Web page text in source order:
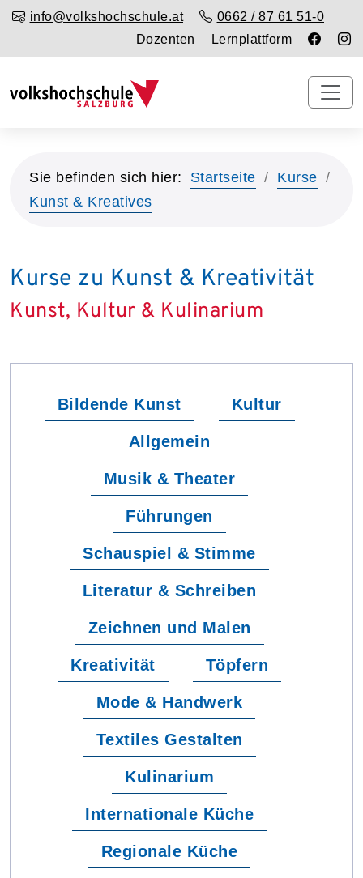
info@volkshochschule.at
0662 / 87 61 51-0
Dozenten
Lernplattform
Sie befinden sich hier: Startseite
Kurse
Kunst & Kreatives
Kurse zu Kunst & Kreativität
Kunst, Kultur & Kulinarium
Bildende Kunst Kultur
Allgemein
Musik & Theater
Führungen
Schauspiel & Stimme
Literatur & Schreiben
Zeichnen und Malen
Kreativität Töpfern
Mode & Handwerk
Textiles Gestalten
Kulinarium
Internationale Küche
Regionale Küche